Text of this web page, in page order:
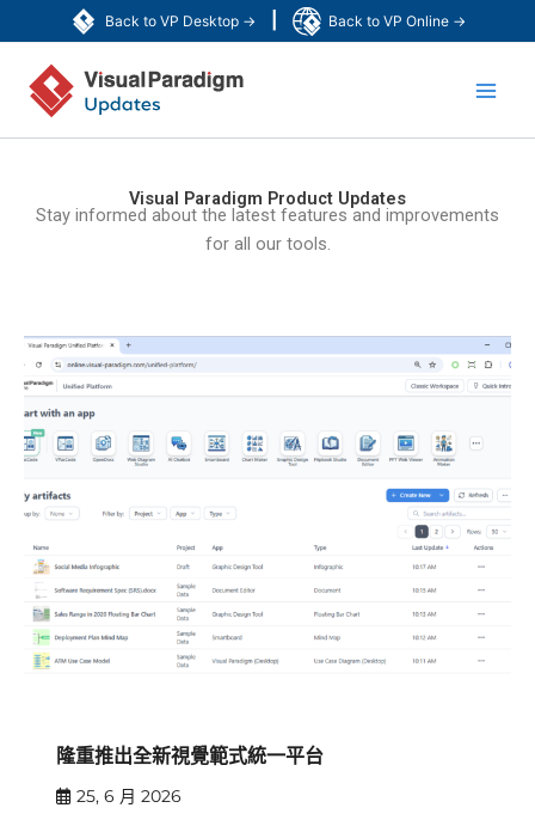
Back to VP Desktop → Back to VP Online →
至
Visual Paradigm Product Updates
Stay informed about the latest features and improvements
for all our tools.
隆重推出全新視覺範式統一平台
25, 6 月 2026